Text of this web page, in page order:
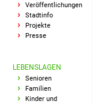
Veröffentlichungen
Stadtinfo
Projekte
Presse
LEBENSLAGEN
Senioren
Familien
Kinder und